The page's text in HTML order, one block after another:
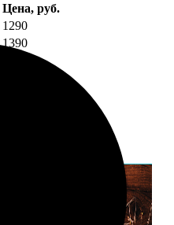
Цена, руб.
1290
1390